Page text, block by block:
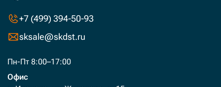
+7 (499) 394-50-93
sksale@skdst.ru
Пн-Пт 8:00–17:00
Офис